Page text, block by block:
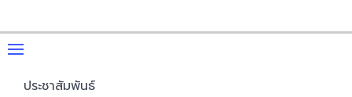
ประชาสัมพันธ์